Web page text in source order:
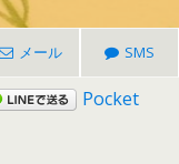
メール SMS
Pocket